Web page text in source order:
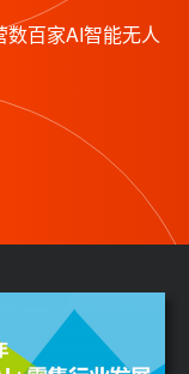
百家AI智能无人